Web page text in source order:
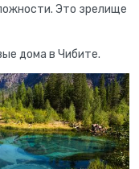
Это зрелище
дома в Чибите.